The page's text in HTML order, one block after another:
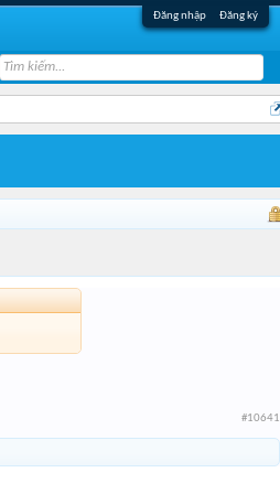
Đăng nhập Đăng ký
#10641